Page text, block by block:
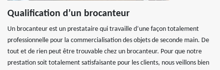
Qualification d’un brocanteur
Un brocanteur est un prestataire qui travaille d’une façon totalement
professionnelle pour la commercialisation des objets de seconde main. De
tout et de rien peut être trouvable chez un brocanteur. Pour que notre
prestation soit totalement satisfaisante pour les clients, nous veillons bien